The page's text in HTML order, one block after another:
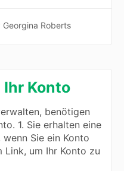
Georgina Roberts
Ihr Konto
benötigen
1. Sie erhalten eine
Sie ein Konto
Link, um Ihr Konto zu